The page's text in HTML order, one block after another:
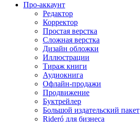
Про-аккаунт
Редактор
Корректор
Простая верстка
Сложная верстка
Дизайн обложки
Иллюстрации
Тираж книги
Аудиокнига
Офлайн-продажи
Продвижение
Буктрейлер
Большой издательский пакет
Rideró для бизнеса